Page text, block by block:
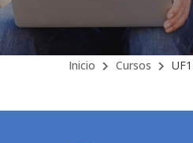
Inicio Cursos